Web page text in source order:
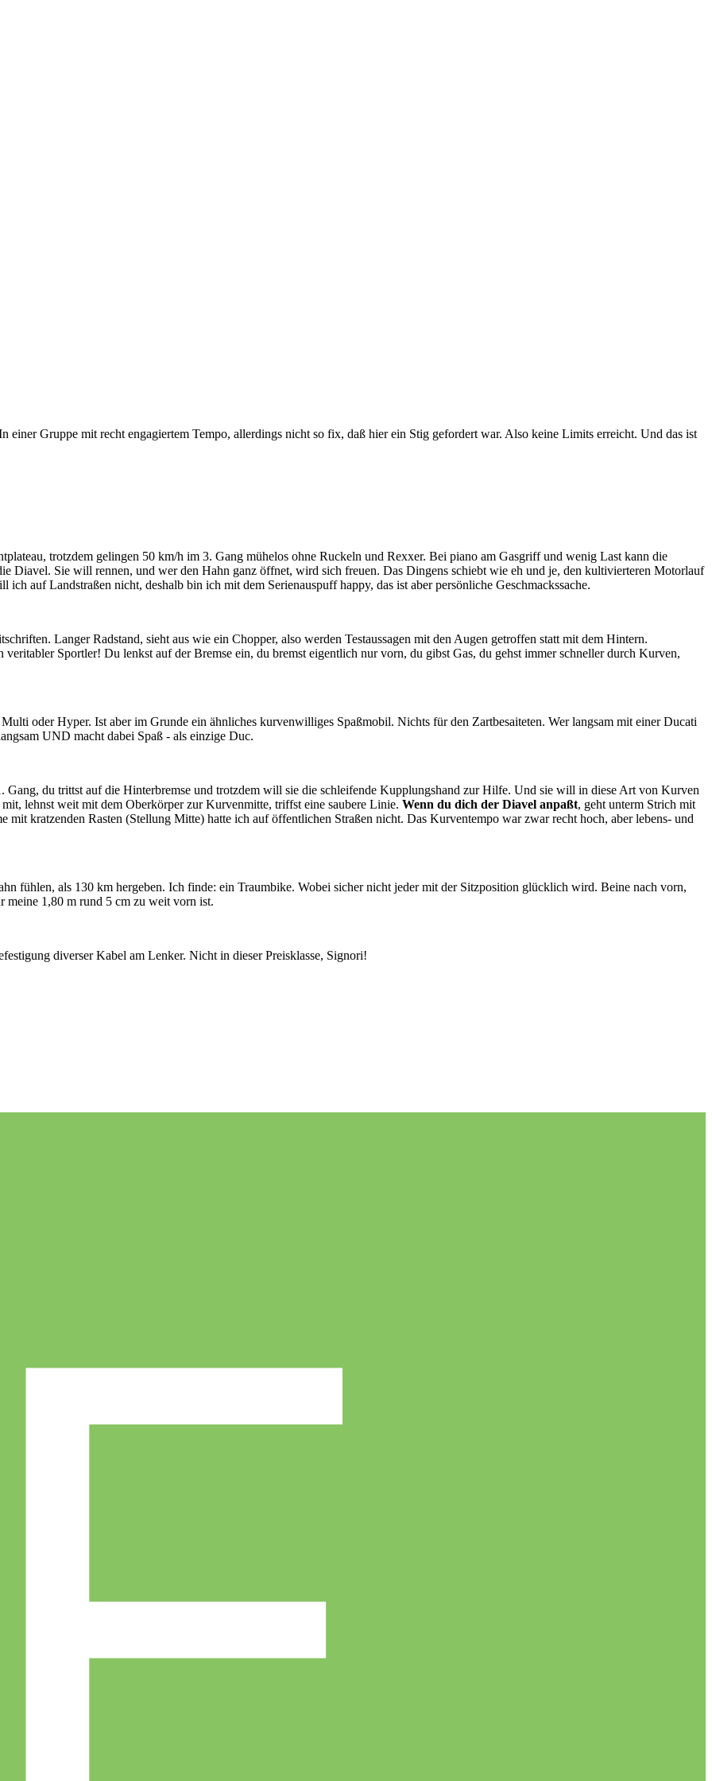
Gruppe mit recht engagiertem Tempo, allerdings nicht so fix, daß hier ein Stig gefordert war. Also keine Limits erreicht. Und das ist
trotzdem gelingen 50 km/h im 3. Gang mühelos ohne Ruckeln und Rexxer. Bei piano am Gasgriff und wenig Last kann die
Diavel. Sie will rennen, und wer den Hahn ganz öffnet, wird sich freuen. Das Dingens schiebt wie eh und je, den kultivierteren Motorlauf
auf Landstraßen nicht, deshalb bin ich mit dem Serienauspuff happy, das ist aber persönliche Geschmackssache.
Langer Radstand, sieht aus wie ein Chopper, also werden Testaussagen mit den Augen getroffen statt mit dem Hintern.
Sportler! Du lenkst auf der Bremse ein, du bremst eigentlich nur vorn, du gibst Gas, du gehst immer schneller durch Kurven,
oder Hyper. Ist aber im Grunde ein ähnliches kurvenwilliges Spaßmobil. Nichts für den Zartbesaiteten. Wer langsam mit einer Ducati
UND macht dabei Spaß - als einzige Duc.
du trittst auf die Hinterbremse und trotzdem will sie die schleifende Kupplungshand zur Hilfe. Und sie will in diese Art von Kurven
lehnst weit mit dem Oberkörper zur Kurvenmitte, triffst eine saubere Linie. Wenn du dich der Diavel anpaßt, geht unterm Strich mit
kratzenden Rasten (Stellung Mitte) hatte ich auf öffentlichen Straßen nicht. Das Kurventempo war zwar recht hoch, aber lebens- und
fühlen, als 130 km hergeben. Ich finde: ein Traumbike. Wobei sicher nicht jeder mit der Sitzposition glücklich wird. Beine nach vorn,
meine 1,80 m rund 5 cm zu weit vorn ist.
diverser Kabel am Lenker. Nicht in dieser Preisklasse, Signori!